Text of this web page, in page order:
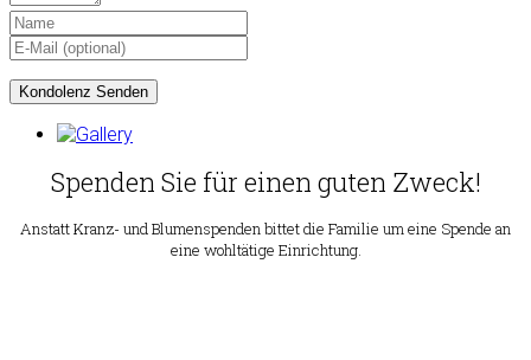
Spenden Sie für einen guten Zweck!
Anstatt Kranz- und Blumenspenden bittet die Familie um eine Spende an
eine wohltätige Einrichtung.